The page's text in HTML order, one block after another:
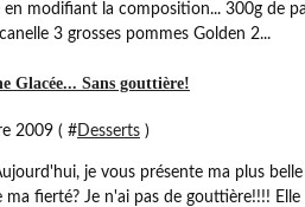
en modifiant la composition... 300g de
3 grosses pommes Golden 2...
Glacée... Sans gouttière!
2009 ( #Desserts )
je vous présente ma plus
ma fierté? Je n'ai pas de gouttière!!!!